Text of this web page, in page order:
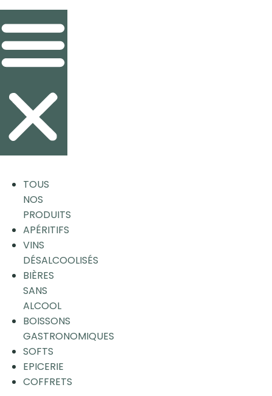
TOUS
NOS
PRODUITS
APÉRITIFS
VINS
DÉSALCOOLISÉS
BIÈRES
SANS
ALCOOL
BOISSONS
GASTRONOMIQUES
SOFTS
EPICERIE
COFFRETS